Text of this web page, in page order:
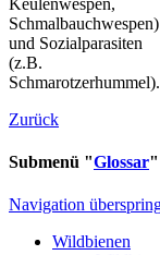
Schmalbauchwespen)
und Sozialparasiten
(z.B.
Schmarotzerhummel).
Zurück
Submenü "Glossar"
Navigation
Wildbienen